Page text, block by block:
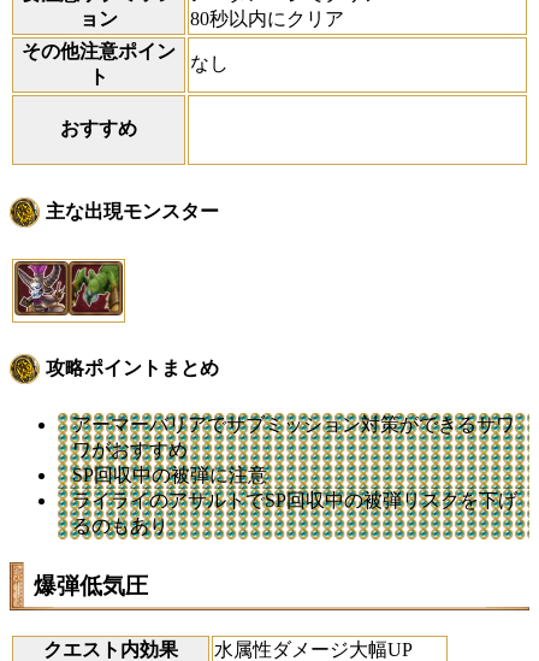
ョン
80秒以内にクリア
その他注意ポイン
ト
なし
おすすめ
主な出現モンスター
攻略ポイントまとめ
アーマーバリアでサブミッション対策ができるサワ
ワがおすすめ
SP回収中の被弾に注意
ライライのアサルトでSP回収中の被弾リスクを下げ
るのもあり
爆弾低気圧
クエスト内効果
水属性ダメージ大幅UP